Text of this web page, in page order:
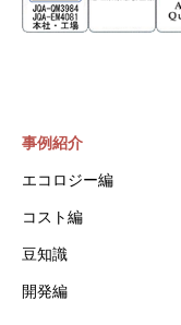
事例紹介
エコロジー編
コスト編
豆知識
開発編